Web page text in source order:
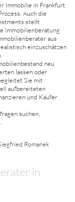
Immobilie in Frankfurt
Auch die
stellt
Immobilienberatung
aus
einzuschätzen
neu
lassen oder
Sie mit
aufbereiteten
und Käufer
suchen,
Romanek
in